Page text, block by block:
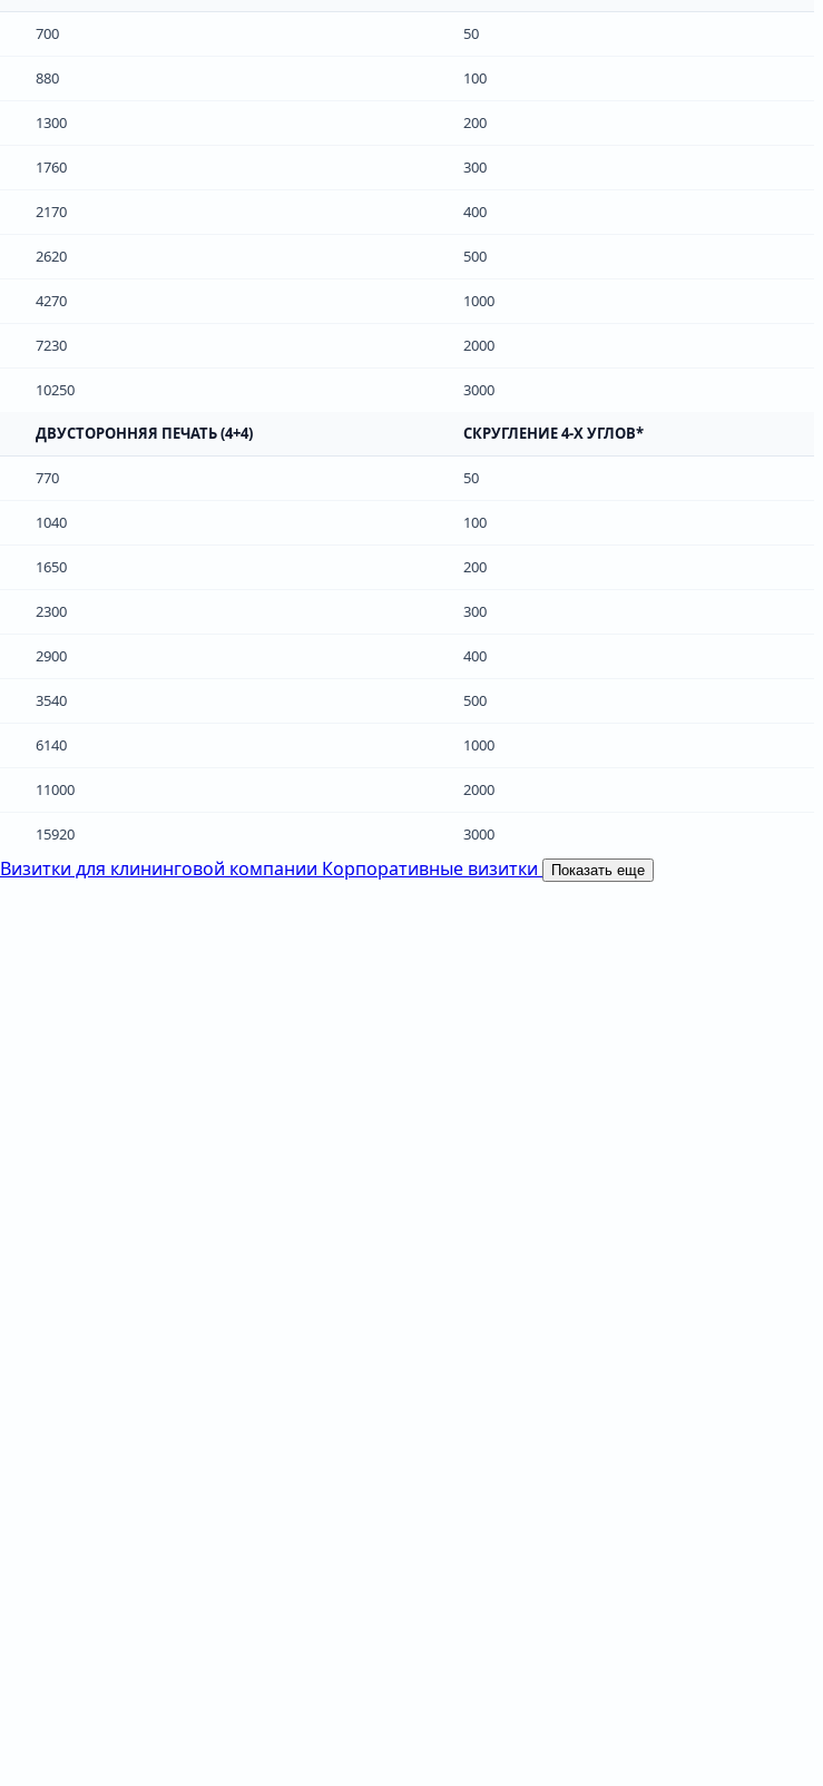
700 50
880 100
1300 200
1760 300
2170 400
2620 500
4270 1000
7230 2000
10250 3000
ДВУСТОРОННЯЯ ПЕЧАТЬ (4+4) СКРУГЛЕНИЕ 4-Х УГЛОВ*
770 50
1040 100
1650 200
2300 300
2900 400
3540 500
6140 1000
11000 2000
15920 3000
Визитки для клининговой компании Корпоративные визитки Показать еще